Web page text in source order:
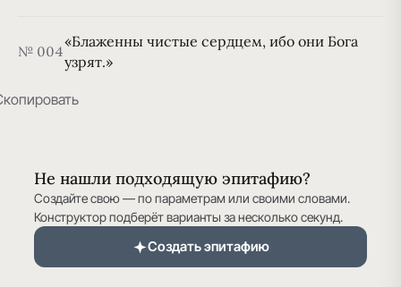
№ 004
«Блаженны чистые сердцем, ибо они Бога
узрят.»
Не нашли подходящую эпитафию?
Создайте свою — по параметрам или своими словами.
Конструктор подберёт варианты за несколько секунд.
Создать эпитафию